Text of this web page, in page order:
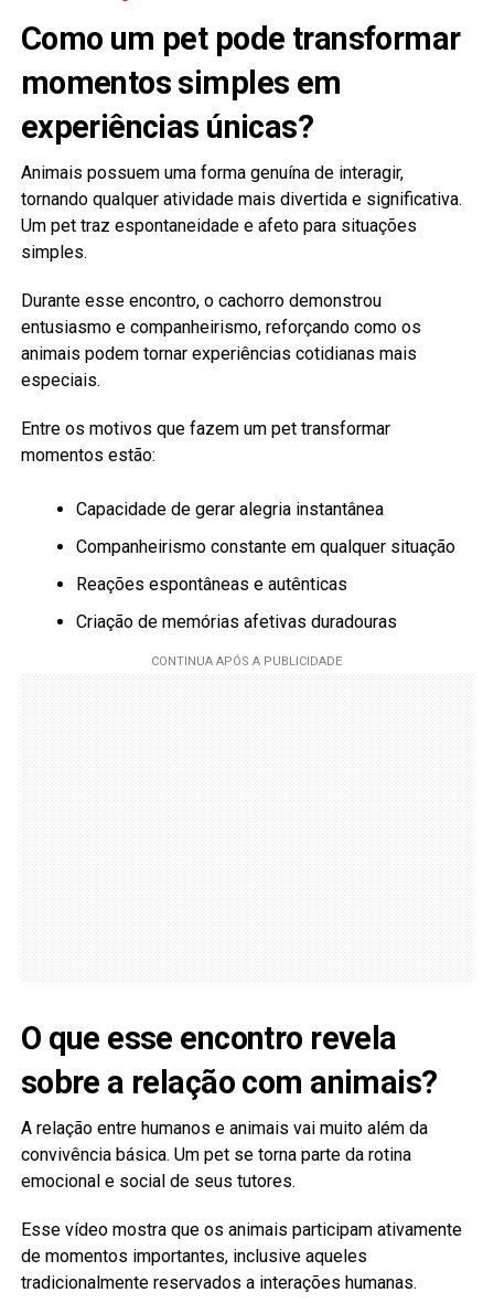
Como um pet pode transformar
momentos simples em
experiências únicas?
Animais possuem uma forma genuína de interagir,
tornando qualquer atividade mais divertida e significativa.
Um pet traz espontaneidade e afeto para situações
simples.
Durante esse encontro, o cachorro demonstrou
entusiasmo e companheirismo, reforçando como os
animais podem tornar experiências cotidianas mais
especiais.
Entre os motivos que fazem um pet transformar
momentos estão:
Capacidade de gerar alegria instantânea
Companheirismo constante em qualquer situação
Reações espontâneas e autênticas
Criação de memórias afetivas duradouras
O que esse encontro revela
sobre a relação com animais?
A relação entre humanos e animais vai muito além da
convivência básica. Um pet se torna parte da rotina
emocional e social de seus tutores.
Esse vídeo mostra que os animais participam ativamente
de momentos importantes, inclusive aqueles
tradicionalmente reservados a interações humanas.